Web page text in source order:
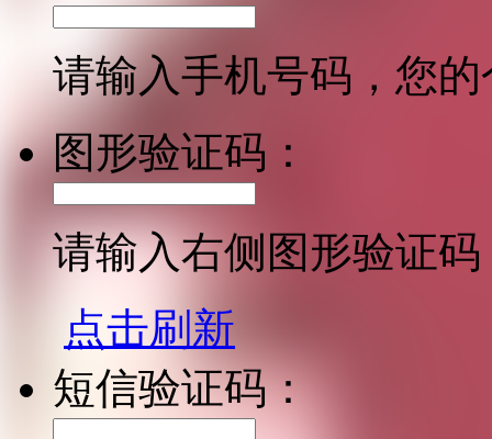
请输入手机号码，您
图形验证码：
请输入右侧图形验证码
点击刷新
短信验证码：